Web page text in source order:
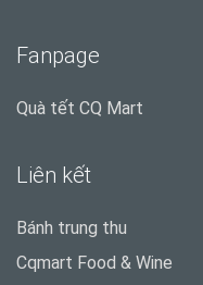
Fanpage
Quà tết CQ Mart
Liên kết
Bánh trung thu
Cqmart Food & Wine